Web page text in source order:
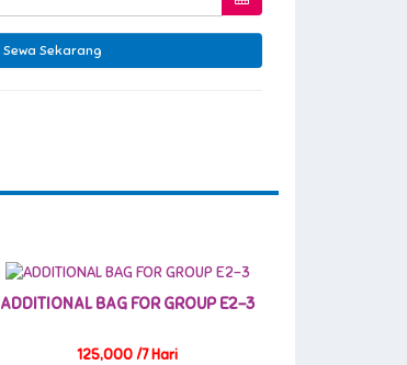
ADDITIONAL BAG FOR GROUP E2-3
125,000 /7 Hari